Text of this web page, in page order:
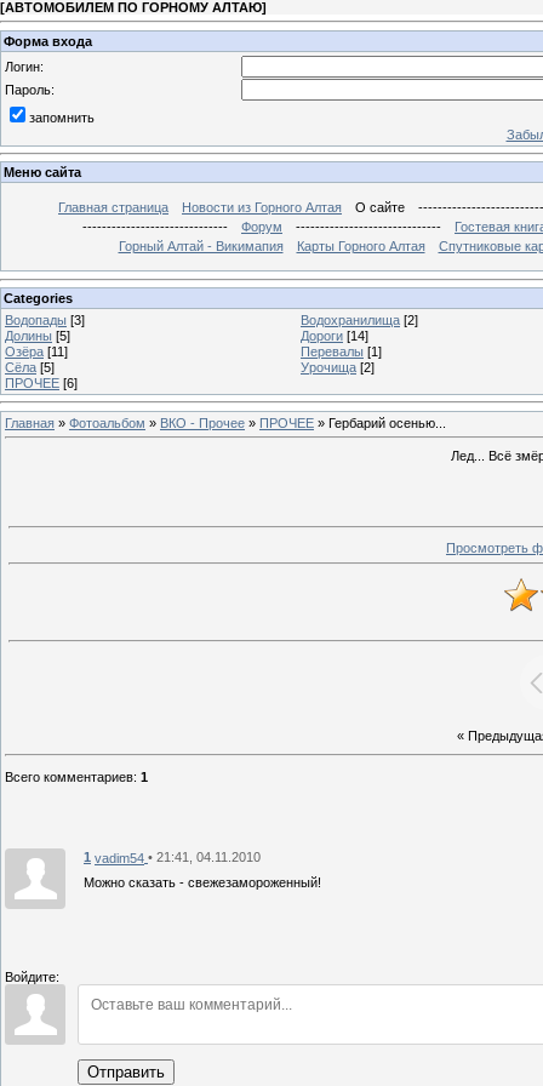
[АВТОМОБИЛЕМ ПО ГОРНОМУ АЛТАЮ]
Форма входа
Логин:
Пароль:
запомнить
Меню сайта
Главная страница Новости из Горного Алтая О сайте
------------------------------
Форум ------------------------------
Гостевая
Горный Алтай - Викимапия
Карты Горного Алтая Спутниковые
Categories
Водопады [3] Водохранилища [2]
Долины [5] Дороги [14]
Озёра [11] Перевалы [1]
Сёла [5] Урочища [2]
ПРОЧЕЕ [6]
Главная » Фотоальбом » ВКО - Прочее » ПРОЧЕЕ » Гербарий осенью...
Лед... Всё
Просмотреть
«
Всего комментариев: 1
1 vadim54 • 21:41, 04.11.2010
Можно сказать - свежезамороженный!
Войдите:
Отправить